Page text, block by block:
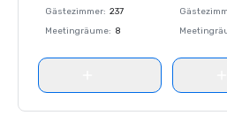
Gästezimmer: 237
Meetingräume: 8